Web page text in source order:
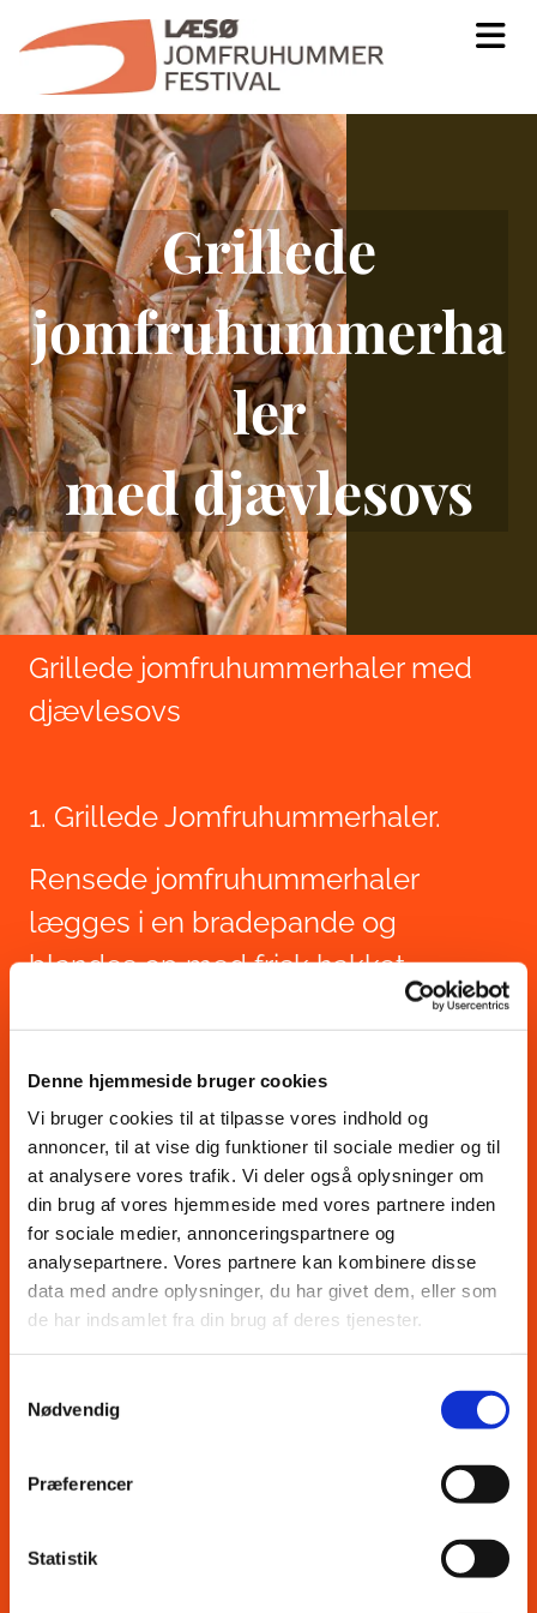
Denne hjemmeside bruger cookies
Vi bruger cookies til at tilpasse vores indhold og
annoncer, til at vise dig funktioner til sociale medier og til
at analysere vores trafik. Vi deler også oplysninger om
din brug af vores hjemmeside med vores partnere inden
for sociale medier, annonceringspartnere og
analysepartnere. Vores partnere kan kombinere disse
data med andre oplysninger, du har givet dem, eller som
de har indsamlet fra din brug af deres tjenester.
Nødvendig
Præferencer
Statistik
Grillede
jomfruhummerha
ler
med djævlesovs
Grillede jomfruhummerhaler med
djævlesovs
1. Grillede Jomfruhummerhaler.
Rensede jomfruhummerhaler
lægges i en bradepande og
blandes op med frisk hakket
koriander, chili, hvidløg, citronsaft og
Ovnen opvarmes til 250 grader og
de marinerede hummerhaler grilles
i ca. 15 min.
Serveres med djævlesovs, som
tilberedes på følgende måde:
2 spsk. hakket frisk koriander
1 spsk. hakket korianderrod
6 friske grønne chili (stærke)